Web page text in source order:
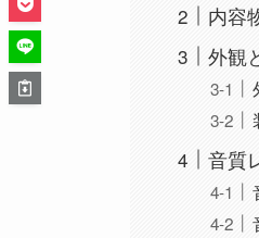
内容
外観
音質